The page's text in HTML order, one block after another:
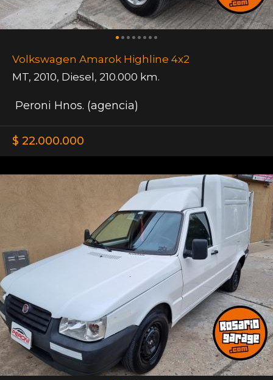
Volkswagen Amarok Highline 4x2
MT, 2010, Diesel , 210.000 km.
Peroni Hnos. (agencia)
$ 22.000.000